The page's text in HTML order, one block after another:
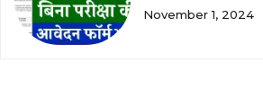
November 1, 2024